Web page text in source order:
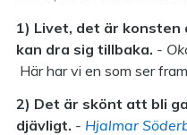
1) Livet, det är
kan dra sig tillbaka. -
Här har vi en som ser
2) Det är skönt att bli
djävligt. - Hjalmar